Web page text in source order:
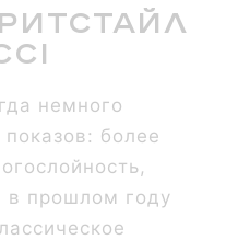
немного
показов: более
в прошлом году